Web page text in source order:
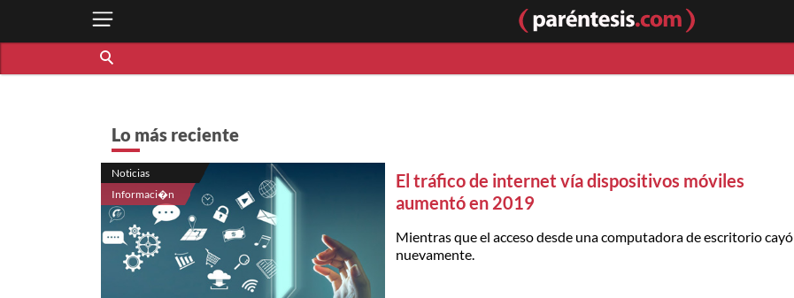
Lo más reciente
Noticias
Informaci�n
El tráfico de internet vía dispositivos móviles
aumentó en 2019
Mientras que el acceso desde una computadora de escritorio cayó
nuevamente.